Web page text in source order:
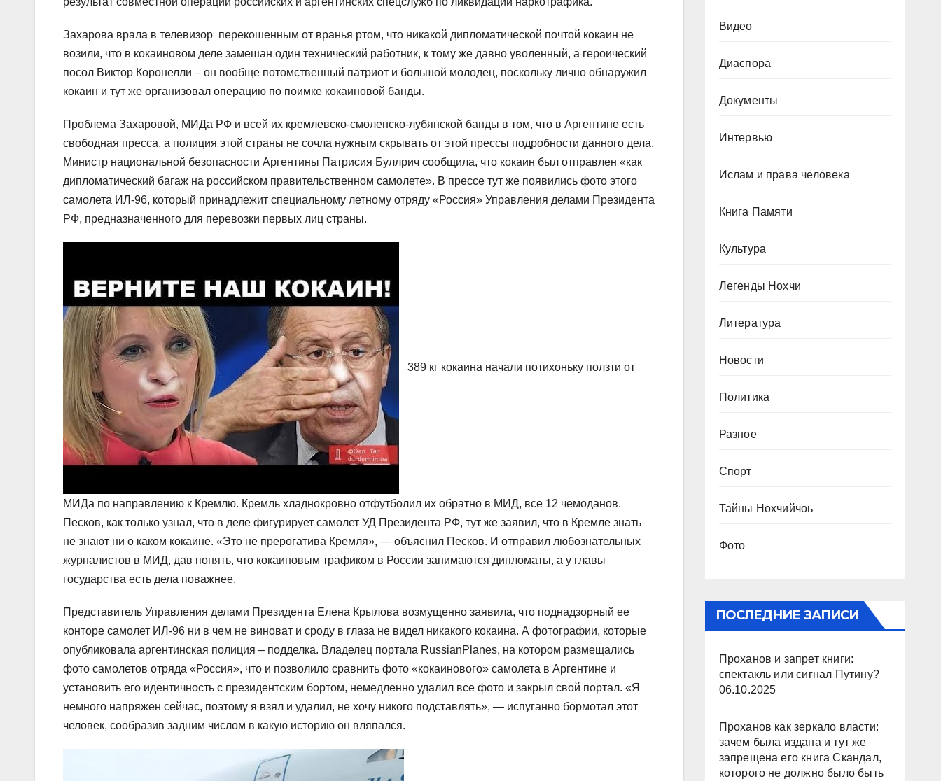
Захарова врала в телевизор перекошенным от вранья ртом, что никакой дипломатической почтой кокаин не
возили, что в кокаиновом деле замешан один технический работник, к тому же давно уволенный, а героический
посол Виктор Коронелли – он вообще потомственный патриот и большой молодец, поскольку лично обнаружил
кокаин и тут же организовал операцию по поимке кокаиновой банды.
Проблема Захаровой, МИДа РФ и всей их кремлевско-смоленско-лубянской банды в том, что в Аргентине есть
свободная пресса, а полиция этой страны не сочла нужным скрывать от этой прессы подробности данного дела.
Министр национальной безопасности Аргентины Патрисия Буллрич сообщила, что кокаин был отправлен «как
дипломатический багаж на российском правительственном самолете». В прессе тут же появились фото этого
самолета ИЛ-96, который принадлежит специальному летному отряду «Россия» Управления делами Президента
РФ, предназначенного для перевозки первых лиц страны.
389 кг кокаина начали потихоньку ползти от
МИДа по направлению к Кремлю. Кремль хладнокровно отфутболил их обратно в МИД, все 12 чемоданов.
Песков, как только узнал, что в деле фигурирует самолет УД Президента РФ, тут же заявил, что в Кремле знать
не знают ни о каком кокаине. «Это не прерогатива Кремля», — объяснил Песков. И отправил любознательных
журналистов в МИД, дав понять, что кокаиновым трафиком в России занимаются дипломаты, а у главы
государства есть дела поважнее.
Представитель Управления делами Президента Елена Крылова возмущенно заявила, что поднадзорный ее
конторе самолет ИЛ-96 ни в чем не виноват и сроду в глаза не видел никакого кокаина. А фотографии, которые
опубликовала аргентинская полиция – подделка. Владелец портала RussianPlanes, на котором размещались
фото самолетов отряда «Россия», что и позволило сравнить фото «кокаинового» самолета в Аргентине и
установить его идентичность с президентским бортом, немедленно удалил все фото и закрыл свой портал. «Я
немного напряжен сейчас, поэтому я взял и удалил, не хочу никого подставлять», — испуганно бормотал этот
человек, сообразив задним числом в какую историю он вляпался.
Видео
Диаспора
Документы
Интервью
Ислам и права человека
Книга Памяти
Культура
Легенды Нохчи
Литература
Новости
Политика
Разное
Спорт
Тайны Нохчийчоь
Фото
ПОСЛЕДНИЕ ЗАПИСИ
Проханов и запрет книги:
спектакль или сигнал Путину?
06.10.2025
Проханов как зеркало власти:
зачем была издана и тут же
запрещена его книга Скандал,
которого не должно было быть